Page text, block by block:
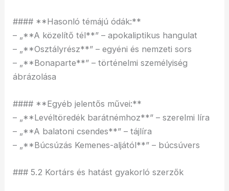
#### **Hasonló témájú ódák:**
– „**A közelítő tél**” – apokaliptikus hangulat
– „**Osztályrész**” – egyéni és nemzeti sors
– „**Bonaparte**” – történelmi személyiség
ábrázolása
#### **Egyéb jelentős művei:**
– „**Levéltöredék barátnémhoz**” – szerelmi líra
– „**A balatoni csendes**” – tájlíra
– „**Búcsúzás Kemenes-aljától**” – búcsúvers
### 5.2 Kortárs és hatást gyakorló szerzők